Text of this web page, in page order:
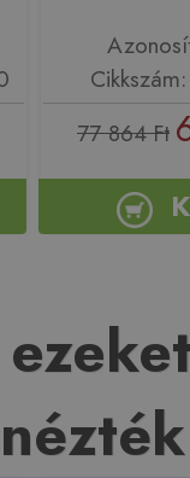
77 864 Ft